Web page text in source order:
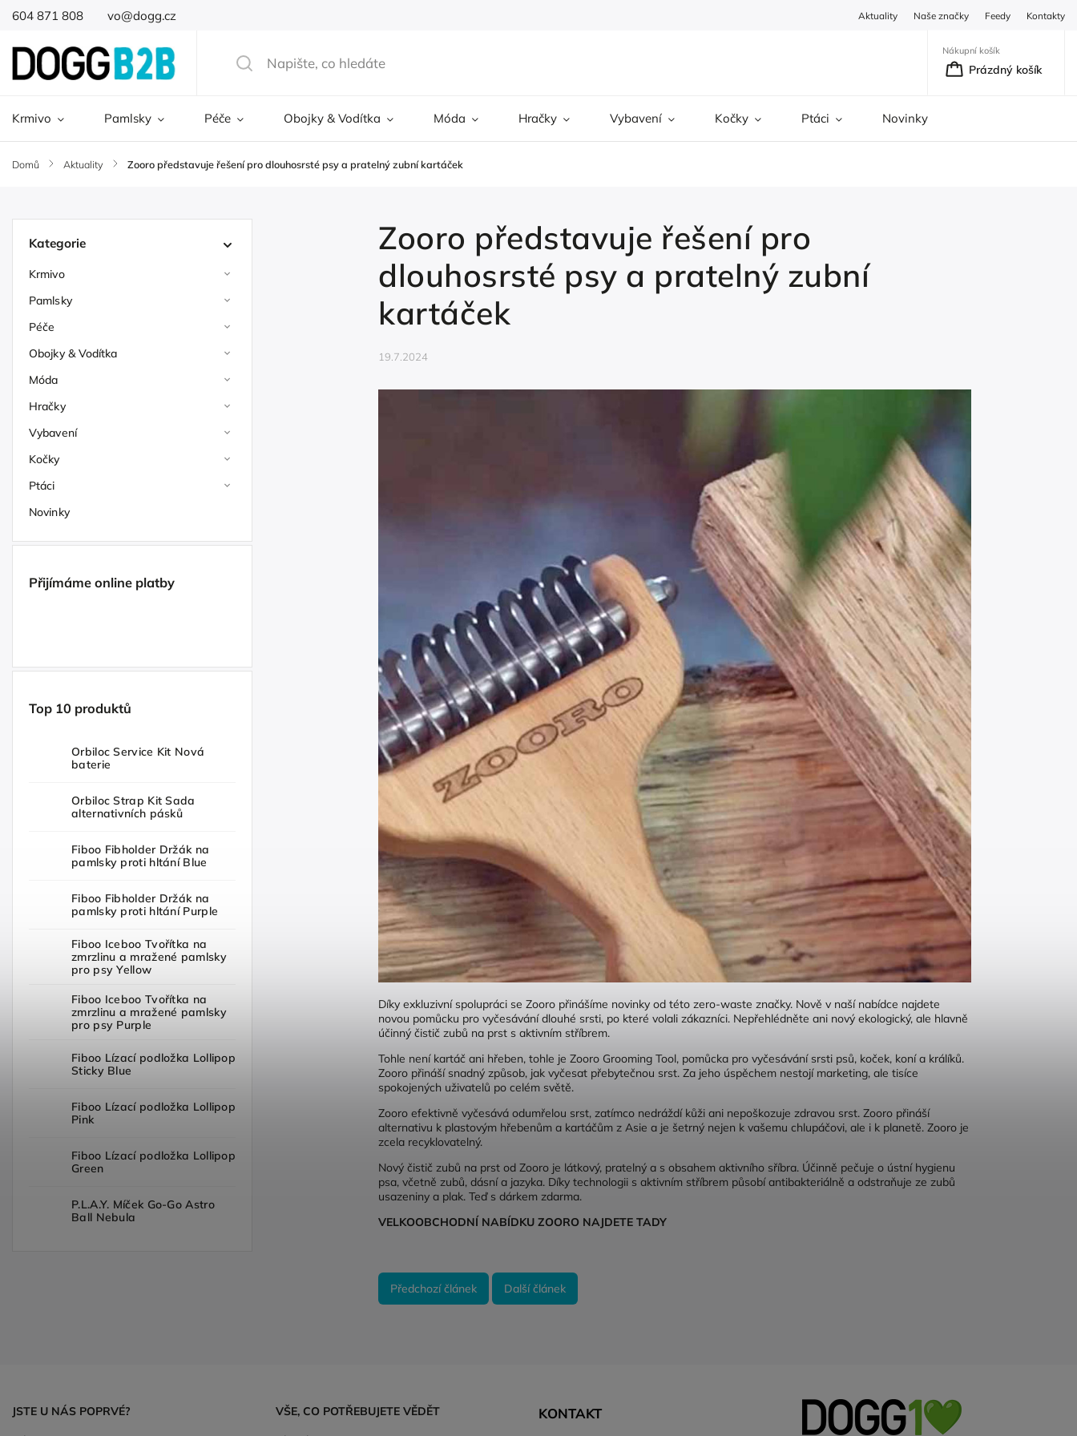
604 871 808 vo@dogg.cz Aktuality Naše značky Feedy Kontakty
Nákupní košík
Prázdný košík
Krmivo Pamlsky Péče Obojky & Vodítka Móda Hračky Vybavení Kočky Ptáci Novinky
Domů / Aktuality / Zooro představuje řešení pro dlouhosrsté psy a pratelný zubní kartáček
Kategorie
Krmivo
Pamlsky
Péče
Obojky & Vodítka
Móda
Hračky
Vybavení
Kočky
Ptáci
Novinky
Přijímáme online platby
Top 10 produktů
Orbiloc Service Kit Nová
baterie
Orbiloc Strap Kit Sada
alternativních pásků
Fiboo Fibholder Držák na
pamlsky proti hltání Blue
Fiboo Fibholder Držák na
pamlsky proti hltání Purple
Fiboo Iceboo Tvořítka na
zmrzlinu a mražené pamlsky
pro psy Yellow
Fiboo Iceboo Tvořítka na
zmrzlinu a mražené pamlsky
pro psy Purple
Fiboo Lízací podložka Lollipop
Sticky Blue
Fiboo Lízací podložka Lollipop
Pink
Fiboo Lízací podložka Lollipop
Green
P.L.A.Y. Míček Go-Go Astro
Ball Nebula
Zooro představuje řešení pro
dlouhosrsté psy a pratelný zubní
kartáček
19.7.2024
Díky exkluzivní spolupráci se Zooro přinášíme novinky od této zero-waste značky. Nově v naší nabídce najdete
novou pomůcku pro vyčesávání dlouhé srsti, po které volali zákazníci. Nepřehlédněte ani nový ekologický, ale hlavně
účinný čistič zubů na prst s aktivním stříbrem.
Tohle není kartáč ani hřeben, tohle je Zooro Grooming Tool, pomůcka pro vyčesávání srsti psů, koček, koní a králíků.
Zooro přináší snadný způsob, jak vyčesat přebytečnou srst. Za jeho úspěchem nestojí marketing, ale tisíce
spokojených uživatelů po celém světě.
Zooro efektivně vyčesává odumřelou srst, zatímco nedráždí kůži ani nepoškozuje zdravou srst. Zooro přináší
alternativu k plastovým hřebenům a kartáčům z Asie a je šetrný nejen k vašemu chlupáčovi, ale i k planetě. Zooro je
zcela recyklovatelný.
Nový čistič zubů na prst od Zooro je látkový, pratelný a s obsahem aktivního sříbra. Účinně pečuje o ústní hygienu
psa, včetně zubů, dásní a jazyka. Díky technologii s aktivním stříbrem působí antibakteriálně a odstraňuje ze zubů
usazeniny a plak. Teď s dárkem zdarma.
VELKOOBCHODNÍ NABÍDKU ZOORO NAJDETE TADY
Předchozí článek Další článek
JSTE U NÁS POPRVÉ? VŠE, CO POTŘEBUJETE VĚDĚT KONTAKT